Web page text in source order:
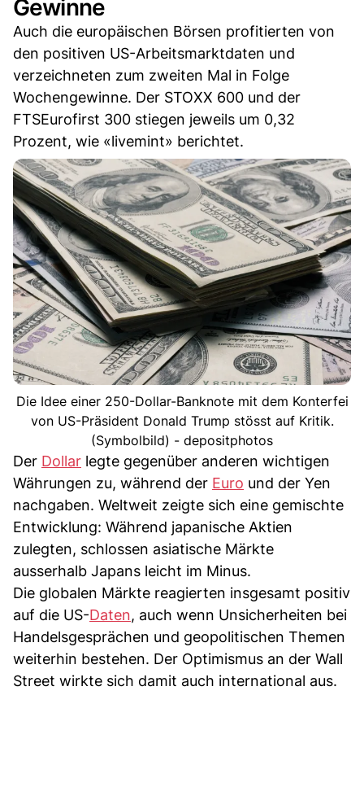
Gewinne
Auch die europäischen Börsen profitierten von
den positiven US-Arbeitsmarktdaten und
verzeichneten zum zweiten Mal in Folge
Wochengewinne. Der STOXX 600 und der
FTSEurofirst 300 stiegen jeweils um 0,32
Prozent, wie «livemint» berichtet.
Die Idee einer 250-Dollar-Banknote mit dem Konterfei
von US-Präsident Donald Trump stösst auf Kritik.
(Symbolbild) - depositphotos
Der Dollar legte gegenüber anderen wichtigen
Währungen zu, während der Euro und der Yen
nachgaben. Weltweit zeigte sich eine gemischte
Entwicklung: Während japanische Aktien
zulegten, schlossen asiatische Märkte
ausserhalb Japans leicht im Minus.
Die globalen Märkte reagierten insgesamt positiv
auf die US-Daten, auch wenn Unsicherheiten bei
Handelsgesprächen und geopolitischen Themen
weiterhin bestehen. Der Optimismus an der Wall
Street wirkte sich damit auch international aus.